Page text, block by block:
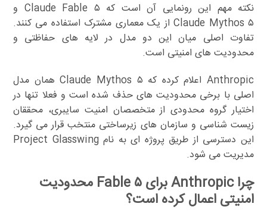
نکته مهم این رونمایی آن است که Claude Fable ۵ و
Claude Mythos ۵ از یک معماری مشترک استفاده می کنند.
تفاوت اصلی میان این دو مدل در لایه های حفاظتی و
محدودیت های امنیتی است.
Anthropic اعلام کرده که Claude Mythos ۵ همان مدل
اصلی با برخی محدودیت های حذف شده است و فعلا تنها در
اختیار گروه محدودی از متخصصان امنیت سایبری، محققان
زیست شناسی و سازمان های زیرساختی منتخب قرار می گیرد.
این دسترسی از طریق پروژه ای به نام Project Glasswing
مدیریت می شود.
چرا Anthropic برای Fable ۵ محدودیت
امنیتی اعمال کرده است؟